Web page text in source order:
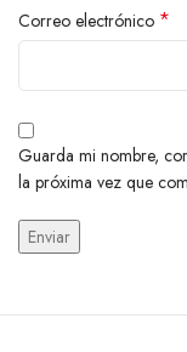
Correo electrónico *
Guarda mi nombre,
la próxima vez que